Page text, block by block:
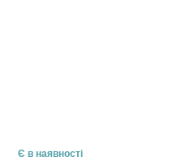
Є в наявності